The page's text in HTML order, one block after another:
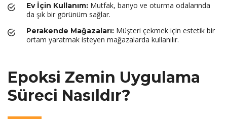
Ev İçin Kullanım: Mutfak, banyo ve oturma odalarında
da şık bir görünüm sağlar.
Perakende Mağazaları: Müşteri çekmek için estetik bir
ortam yaratmak isteyen mağazalarda kullanılır.
Epoksi Zemin Uygulama
Süreci Nasıldır?